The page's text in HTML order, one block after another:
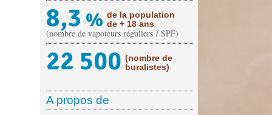
8,3 % de la population
de + 18 ans
(nombre de vapoteurs réguliers / SPF)
22 500 (nombre de
buralistes)
A propos de